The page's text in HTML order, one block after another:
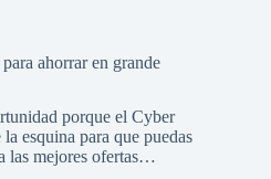
ahorrar en grande
porque el Cyber
esquina para que puedas
las mejores ofertas…